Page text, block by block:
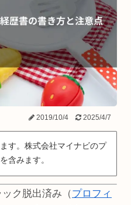
2019/10/4 2025/4/7
す。株式会社マイナビのプ
含みます。
ク脱出済み（プロフィ